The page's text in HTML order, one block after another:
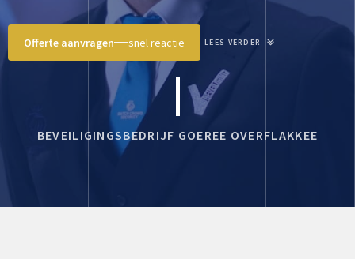
Offerte aanvragen snel reactie LEES VERDER
BEVEILIGINGSBEDRIJF GOEREE OVERFLAKKEE